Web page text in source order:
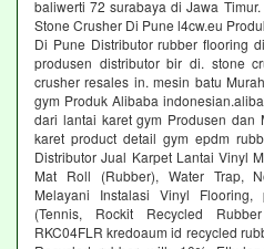
baliwerti 72 surabaya di Jawa
Stone Crusher Di Pune l4cw.eu
Di Pune Distributor rubber flooring
produsen distributor bir di. stone
crusher resales in. mesin batu
gym Produk Alibaba
dari lantai karet gym Produsen dan
karet product detail gym epdm
Distributor Jual Karpet Lantai Vinyl
Mat Roll (Rubber), Water Trap,
Melayani Instalasi Vinyl Flooring,
(Tennis, Rockit Recycled
RKC04FLR kredoaum id recycled